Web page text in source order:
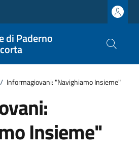
di Paderno
/ Informagiovani: "Navighiamo Insieme"
Insieme"